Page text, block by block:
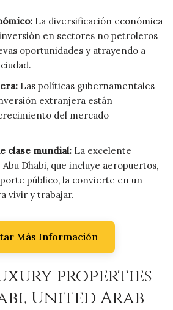
La diversificación económica
inversión en sectores no petroleros
oportunidades y atrayendo a
Las políticas gubernamentales
extranjera están
del mercado
clase mundial: La excelente
Dhabi, que incluye aeropuertos,
público, la convierte en un
vivir y trabajar.
Más Información
properties
United Arab